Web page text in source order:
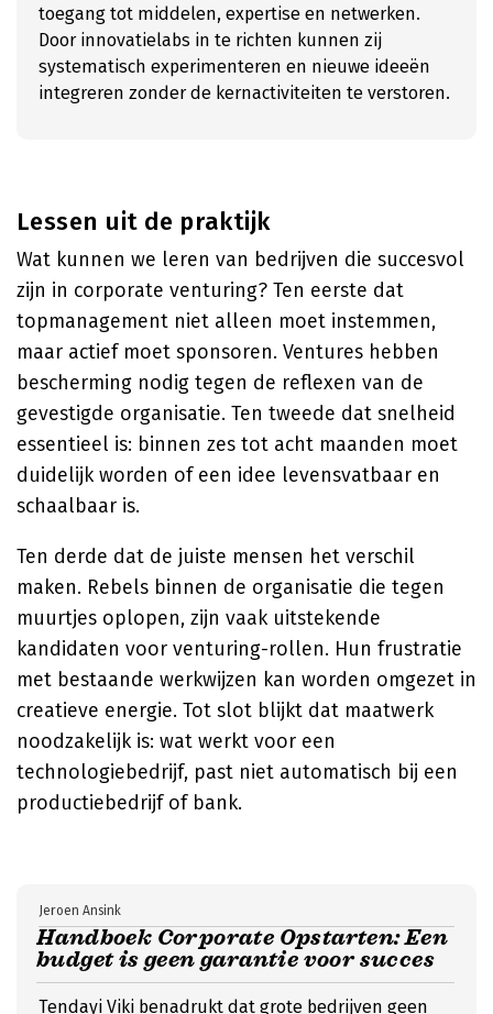
toegang tot middelen, expertise en netwerken.
Door innovatielabs in te richten kunnen zij
systematisch experimenteren en nieuwe ideeën
integreren zonder de kernactiviteiten te verstoren.
Lessen uit de praktijk
Wat kunnen we leren van bedrijven die succesvol
zijn in corporate venturing? Ten eerste dat
topmanagement niet alleen moet instemmen,
maar actief moet sponsoren. Ventures hebben
bescherming nodig tegen de reflexen van de
gevestigde organisatie. Ten tweede dat snelheid
essentieel is: binnen zes tot acht maanden moet
duidelijk worden of een idee levensvatbaar en
schaalbaar is.
Ten derde dat de juiste mensen het verschil
maken. Rebels binnen de organisatie die tegen
muurtjes oplopen, zijn vaak uitstekende
kandidaten voor venturing-rollen. Hun frustratie
met bestaande werkwijzen kan worden omgezet in
creatieve energie. Tot slot blijkt dat maatwerk
noodzakelijk is: wat werkt voor een
technologiebedrijf, past niet automatisch bij een
productiebedrijf of bank.
Handboek Corporate Opstarten: Een
budget is geen garantie voor succes
Jeroen Ansink
Tendayi Viki benadrukt dat grote bedrijven geen